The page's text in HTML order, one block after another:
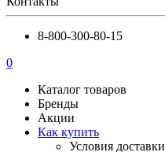
8-800-300-80-15
0
Каталог товаров
Бренды
Акции
Как купить
Условия доставки